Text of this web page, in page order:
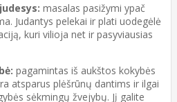
masalas pasižymi ypač
Judantys pelekai ir plati uodegėlė
kuri vilioja net ir pasyviausias
pagamintas iš aukštos kokybės
atsparus plėšrūnų dantims ir ilgai
sėkmingų žvejybų. Jį galite